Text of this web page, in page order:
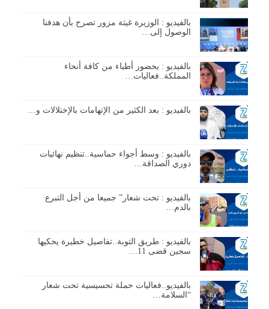
بالفيديو : الوزيرة غيثة مزور تصرح بأن هدفنا
الوصول إلى…
بالفيديو : بحضور أطباء من كافة أنحاء
المملكة..فعاليات…
بالفيديو : بعد الكثير من الإتهامات بالإختلالات و…
بالفيديو : وسط أجواء حماسية..تنظيم نهائيات
دوري الصداقة…
بالفيديو : تحت شعار” جميعا من أجل التبرع
بالدم…
بالفيديو : طريق التوبة..تفاصيل خطيرة يحكيها
سجين قضى 11…
بالفيديو..فعاليات حملة تحسيسية تحت شعار
“السلامة…